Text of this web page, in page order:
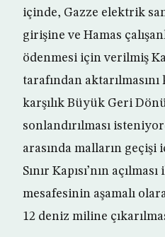
içinde, Gazze elektrik
girişine ve Hamas
ödenmesi için verilmiş
tarafından
karşılık Büyük Geri
sonlandırılması
arasında malların geçişi
Sınır Kapısı’nın
mesafesinin aşamalı
12 deniz miline